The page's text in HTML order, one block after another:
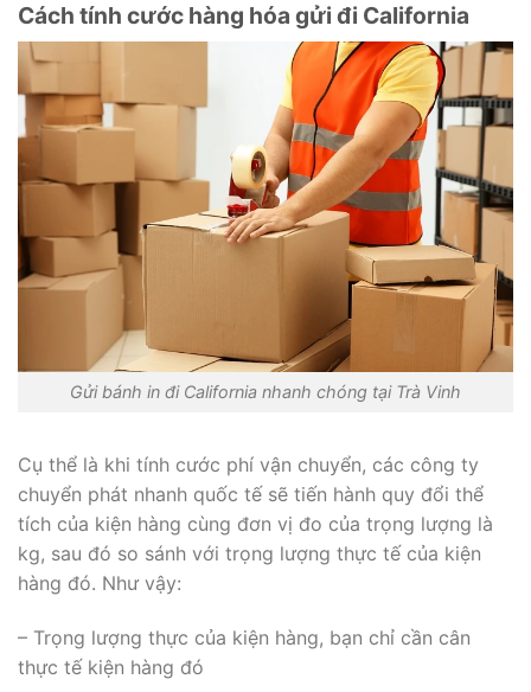
Cách tính cước hàng hóa gửi đi California
Gửi bánh in đi California nhanh chóng tại Trà Vinh
Cụ thể là khi tính cước phí vận chuyển, các công ty
chuyển phát nhanh quốc tế sẽ tiến hành quy đổi thể
tích của kiện hàng cùng đơn vị đo của trọng lượng là
kg, sau đó so sánh với trọng lượng thực tế của kiện
hàng đó. Như vậy:
– Trọng lượng thực của kiện hàng, bạn chỉ cần cân
thực tế kiện hàng đó